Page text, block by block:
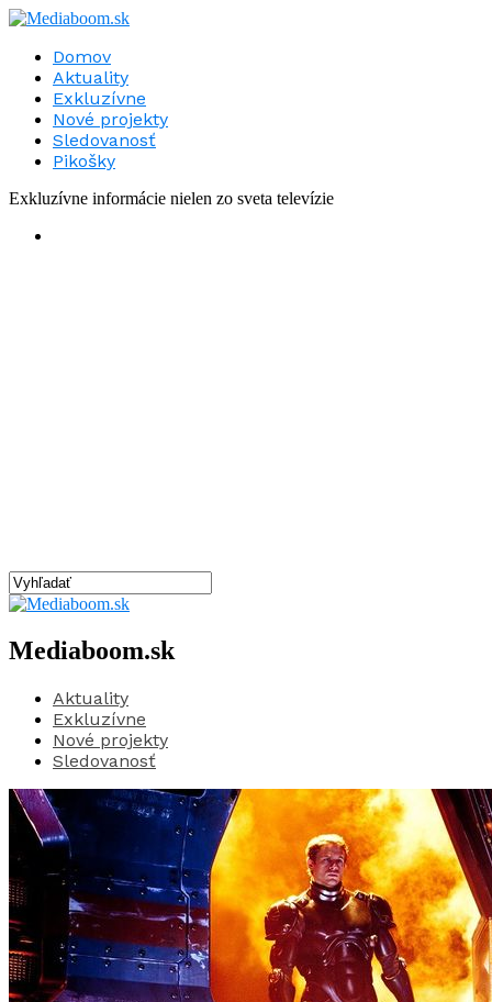
Domov
Aktuality
Exkluzívne
Nové projekty
Sledovanosť
Pikošky
Exkluzívne informácie nielen zo sveta televízie
Mediaboom.sk
Aktuality
Exkluzívne
Nové projekty
Sledovanosť